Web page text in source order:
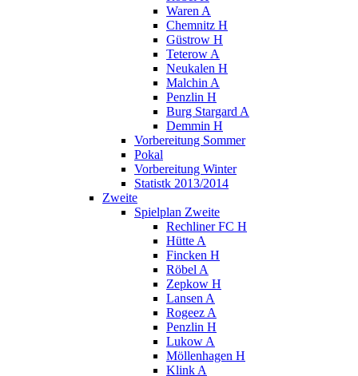
Waren A
Chemnitz H
Güstrow H
Teterow A
Neukalen H
Malchin A
Penzlin H
Burg Stargard A
Demmin H
Vorbereitung Sommer
Pokal
Vorbereitung Winter
Statistk 2013/2014
Zweite
Spielplan Zweite
Rechliner FC H
Hütte A
Fincken H
Röbel A
Zepkow H
Lansen A
Rogeez A
Penzlin H
Lukow A
Möllenhagen H
Klink A